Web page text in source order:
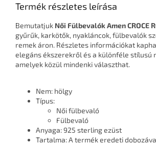
Termék részletes leírása
Bemutatjuk Női Fülbevalók Amen CROCE
gyűrűk, karkötők, nyakláncok, fülbevalók
remek áron. Részletes információkat
elegáns ékszerekről és a különféle stílusú
amelyek közül mindenki választhat.
Nem: hölgy
Típus:
Női fülbevaló
Fülbevaló
Anyaga: 925 sterling ezüst
Tartalma: A termék eredeti